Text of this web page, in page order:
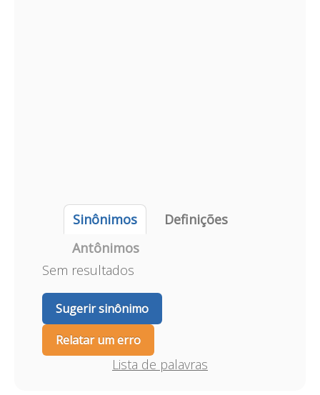
Sinônimos
Definições
Antônimos
Sem resultados
Sugerir sinônimo
Relatar um erro
Lista de palavras